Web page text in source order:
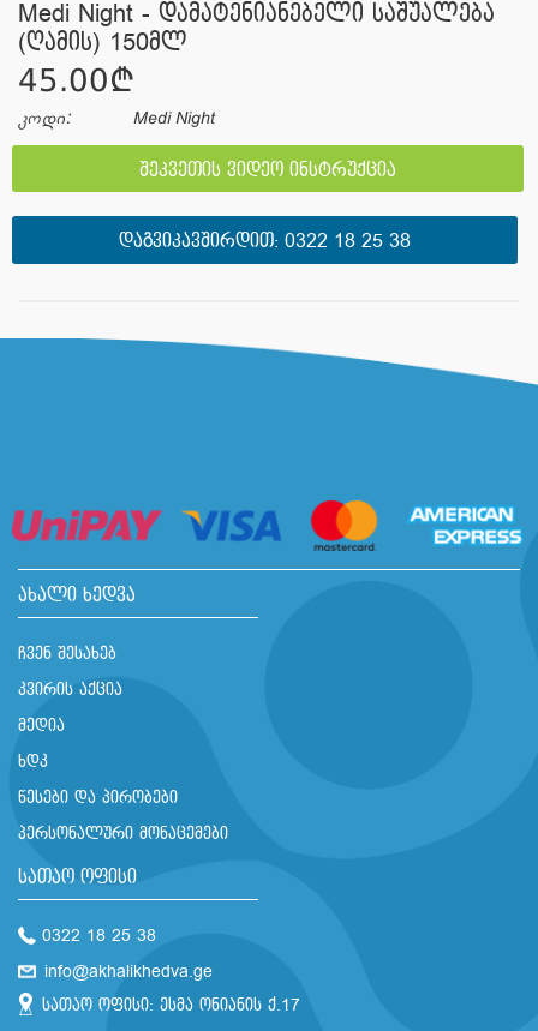
Medi Night - დამატენიანებელი საშუალება
(ღამის) 150მლ
45.00¢
კოდი: Medi Night
შეკვეთის ვიდეო ინსტრუქცია
ᲓᲐᲒᲕᲘᲙᲐᲕᲨᲘᲠᲓᲘᲗ:0322 18 25 38
ახალი ხედვა
ჩვენ შესახებ
კვირის აქცია
მედია
ხდკ
წესები და პირობები
პერსონალური მონაცემები
სათაო ოფისი
0322 18 25 38
info@akhalikhedva.ge
სათაო ოფისი: ესმა ონიანის ქ.17